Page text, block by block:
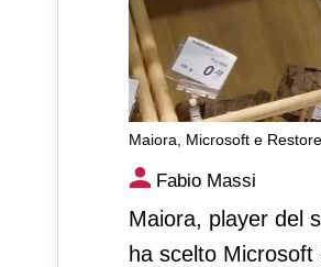
Maiora, Microsoft e
Maiora,
Fabio Massi
Maiora, player del
ha scelto Microsoft